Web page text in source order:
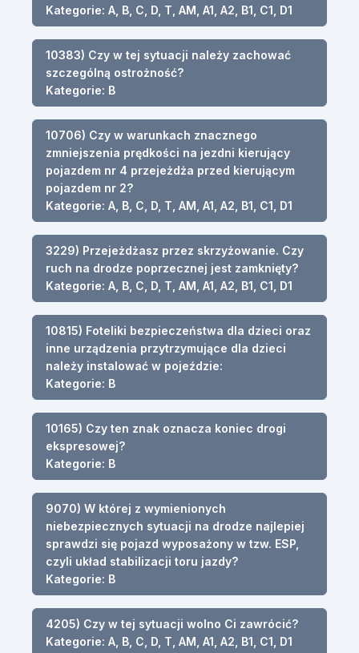
Kategorie: A, B, C, D, T, AM, A1, A2, B1, C1, D1
10383) Czy w tej sytuacji należy zachować
szczególną ostrożność?
Kategorie: B
10706) Czy w warunkach znacznego
zmniejszenia prędkości na jezdni kierujący
pojazdem nr 4 przejeżdża przed kierującym
pojazdem nr 2?
Kategorie: A, B, C, D, T, AM, A1, A2, B1, C1, D1
3229) Przejeżdżasz przez skrzyżowanie. Czy
ruch na drodze poprzecznej jest zamknięty?
Kategorie: A, B, C, D, T, AM, A1, A2, B1, C1, D1
10815) Foteliki bezpieczeństwa dla dzieci oraz
inne urządzenia przytrzymujące dla dzieci
należy instalować w pojeździe:
Kategorie: B
10165) Czy ten znak oznacza koniec drogi
ekspresowej?
Kategorie: B
9070) W której z wymienionych
niebezpiecznych sytuacji na drodze najlepiej
sprawdzi się pojazd wyposażony w tzw. ESP,
czyli układ stabilizacji toru jazdy?
Kategorie: B
4205) Czy w tej sytuacji wolno Ci zawrócić?
Kategorie: A, B, C, D, T, AM, A1, A2, B1, C1, D1